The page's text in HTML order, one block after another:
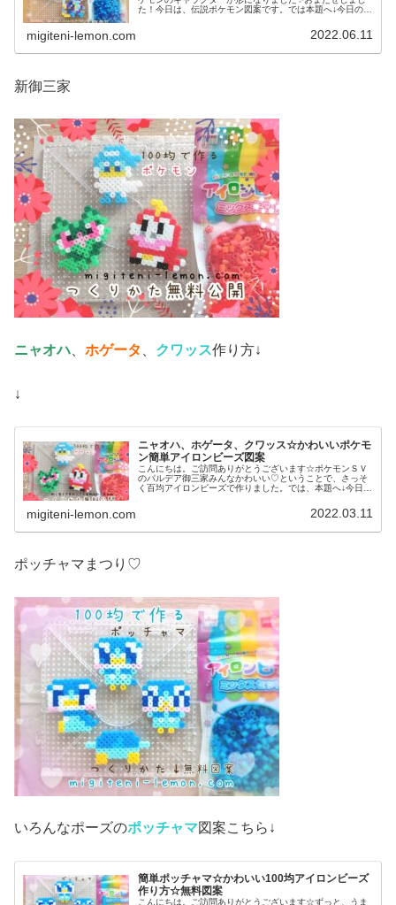
た！今日は、伝説ポケモン図案です。では本題へ↓今日の作
migiteni-lemon.com 2022.06.11
新御三家
ニャオハ ホゲータ クワッス作り方↓
↓
ニャオハ、ホゲータ、クワッス☆かわいいポケモ
ン簡単アイロンビーズ図案
こんにちは。ご訪問ありがとうございます☆ポケモンＳＶ
のパルデア御三家みんなかわいい♡ということで、さっそ
く百均アイロンビーズで作りました。では、本題へ↓今日の
migiteni-lemon.com 2022.03.11
ポッチャマまつり♡
いろんなポーズのポッチャマ図案こちら↓
簡単ポッチャマ☆かわいい100均アイロンビーズ
作り方☆無料図案
こんにちは。ご訪問ありがとうございます☆ずっと、うま